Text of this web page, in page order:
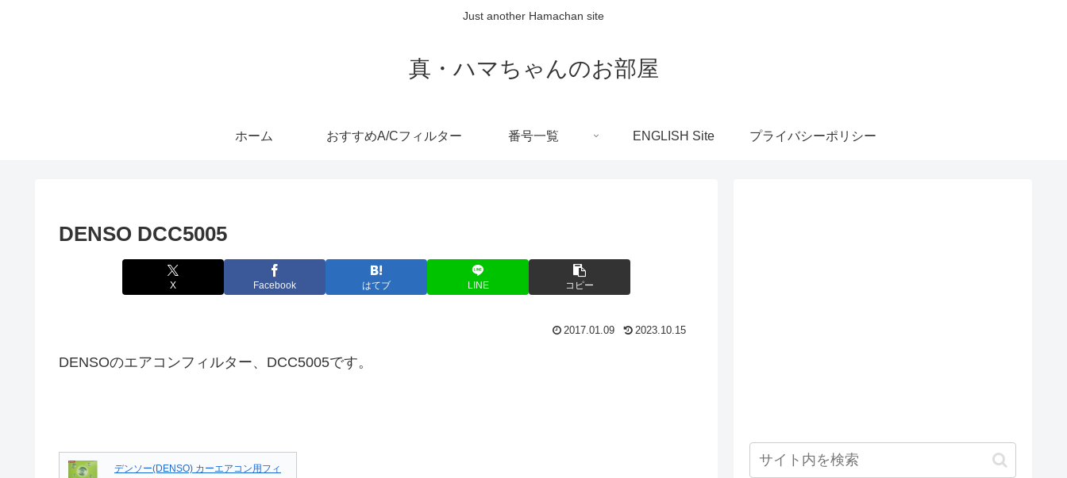
Just another Hamachan site
真・ハマちゃんのお部屋
ホーム おすすめA/Cフィルター 番号一覧 ENGLISH Site プライバシーポリシー
DENSO DCC5005
X Facebook はてブ LINE コピー
2017.01.09 2023.10.15
DENSOのエアコンフィルター、DCC5005です。
デンソー(DENSO) カーエアコン用フィ